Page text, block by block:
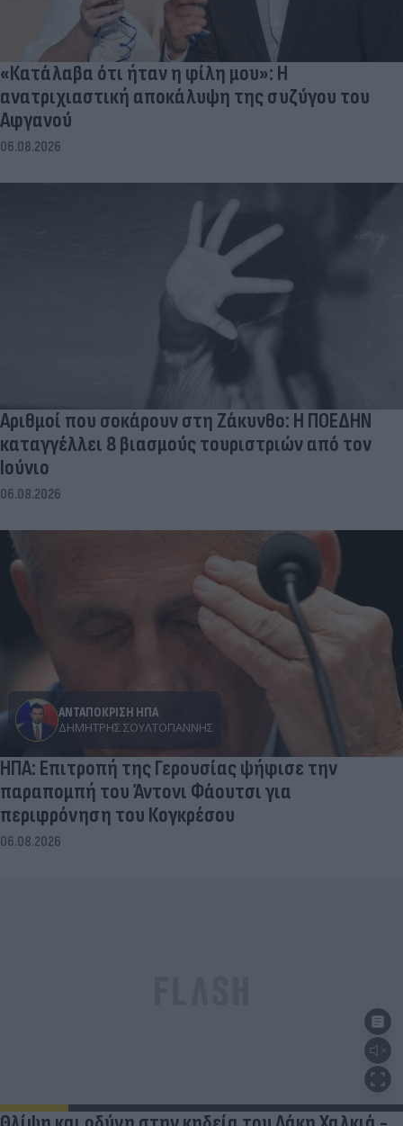
«Κατάλαβα ότι ήταν η φίλη μου»: Η
ανατριχιαστική αποκάλυψη της συζύγου του
Αφγανού
06.08.2026
Αριθμοί που σοκάρουν στη Ζάκυνθο: Η ΠΟΕΔΗΝ
καταγγέλλει 8 βιασμούς τουριστριών από τον
Ιούνιο
06.08.2026
ΑΝΤΑΠΟΚΡΙΣΗ ΗΠΑ
ΔΗΜΉΤΡΗΣ ΣΟΥΛΤΟΓΙΆΝΝΗΣ
ΗΠΑ: Επιτροπή της Γερουσίας ψήφισε την
παραπομπή του Άντονι Φάουτσι για
περιφρόνηση του Κογκρέσου
06.08.2026